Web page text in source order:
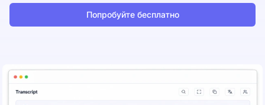
Попробуйте бесплатно